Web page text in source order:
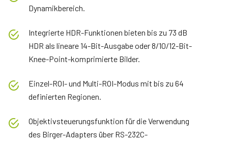
Dynamikbereich.
Integrierte HDR-Funktionen bieten bis zu 73 dB
HDR als lineare 14-Bit-Ausgabe oder 8/10/12-Bit-
Knee-Point-komprimierte Bilder.
Einzel-ROI- und Multi-ROI-Modus mit bis zu 64
definierten Regionen.
Objektivsteuerungsfunktion für die Verwendung
des Birger-Adapters über RS-232C-